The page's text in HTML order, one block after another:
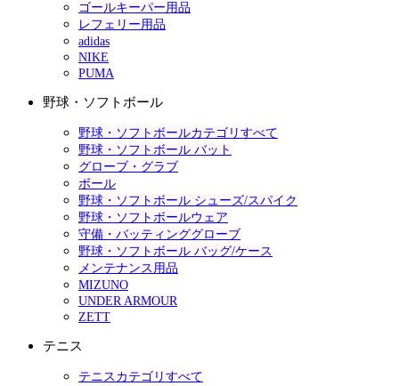
ゴールキーパー用品
レフェリー用品
adidas
NIKE
PUMA
野球・ソフトボール
野球・ソフトボールカテゴリすべて
野球・ソフトボール バット
グローブ・グラブ
ボール
野球・ソフトボール シューズ/スパイク
野球・ソフトボールウェア
守備・バッティンググローブ
野球・ソフトボール バッグ/ケース
メンテナンス用品
MIZUNO
UNDER ARMOUR
ZETT
テニス
テニスカテゴリすべて